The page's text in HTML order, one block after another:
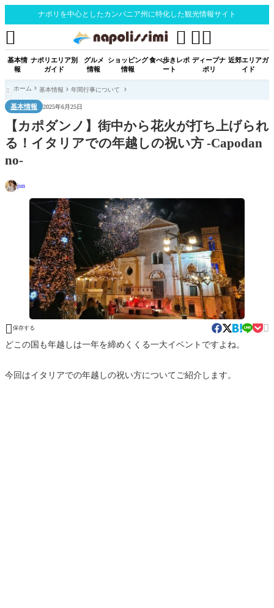
ナポリを中心としたカンパニア州に特化した観光情報サイト
基本情
報
ナポリエリア別
ガイド
グルメ
情報
ショッピング
情報
食べ歩きレポ
ート
ディープナ
ポリ
近郊エリアガ
イド
 

 ホーム 基本情報 年間行事について
基本情報 2025年6月25日
【カポダンノ】街中から花火が打ち上げられ
る！イタリアでの年越しの祝い方 -Capodan
no-
jun
 保存する 
どこの国も年越しは一年を締めくくる一大イベントですよね。
今回はイタリアでの年越しの祝い方についてご紹介します。